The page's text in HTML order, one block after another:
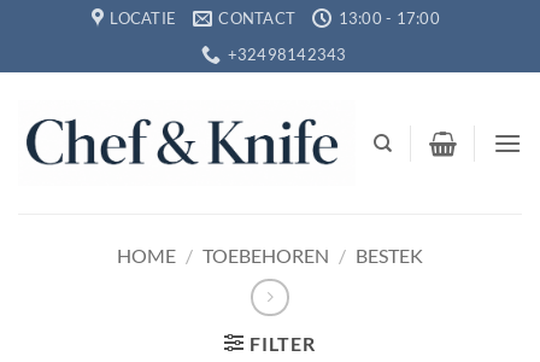
inhoud
LOCATIE CONTACT
13:00 - 17:00
+32498142343
HOME / TOEBEHOREN / BESTEK
FILTER